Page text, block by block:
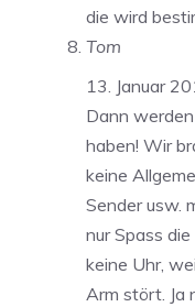
die wird
Tom
13. Januar
Dann
haben! Wir
keine
Sender usw.
nur Spass
keine Uhr,
Arm stört. Ja